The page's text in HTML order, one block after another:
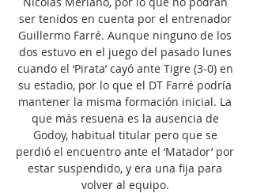
ser tenidos en cuenta por el entrenador
Guillermo Farré. Aunque ninguno de los
dos estuvo en el juego del pasado lunes
cuando el ‘Pirata’ cayó ante Tigre (3-0) en
su estadio, por lo que el DT Farré podría
mantener la misma formación inicial. La
que más resuena es la ausencia de
Godoy, habitual titular pero que se
perdió el encuentro ante el ‘Matador’ por
estar suspendido, y era una fija para
volver al equipo.